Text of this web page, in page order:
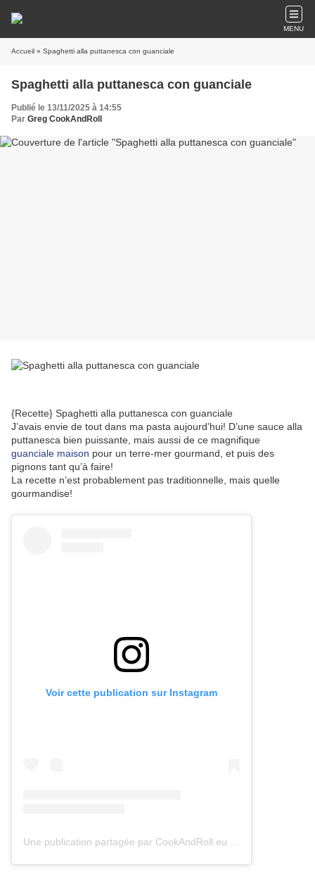
MENU
Accueil » Spaghetti alla puttanesca con guanciale
Spaghetti alla puttanesca con guanciale
Publié le 13/11/2025 à 14:55
Par Greg CookAndRoll
{Recette} Spaghetti alla puttanesca con guanciale
J’avais envie de tout dans ma pasta aujourd’hui! D’une sauce alla
puttanesca bien puissante, mais aussi de ce magnifique
guanciale maison pour un terre-mer gourmand, et puis des
pignons tant qu’à faire!
La recette n’est probablement pas traditionnelle, mais quelle
gourmandise!
Voir cette publication sur Instagram